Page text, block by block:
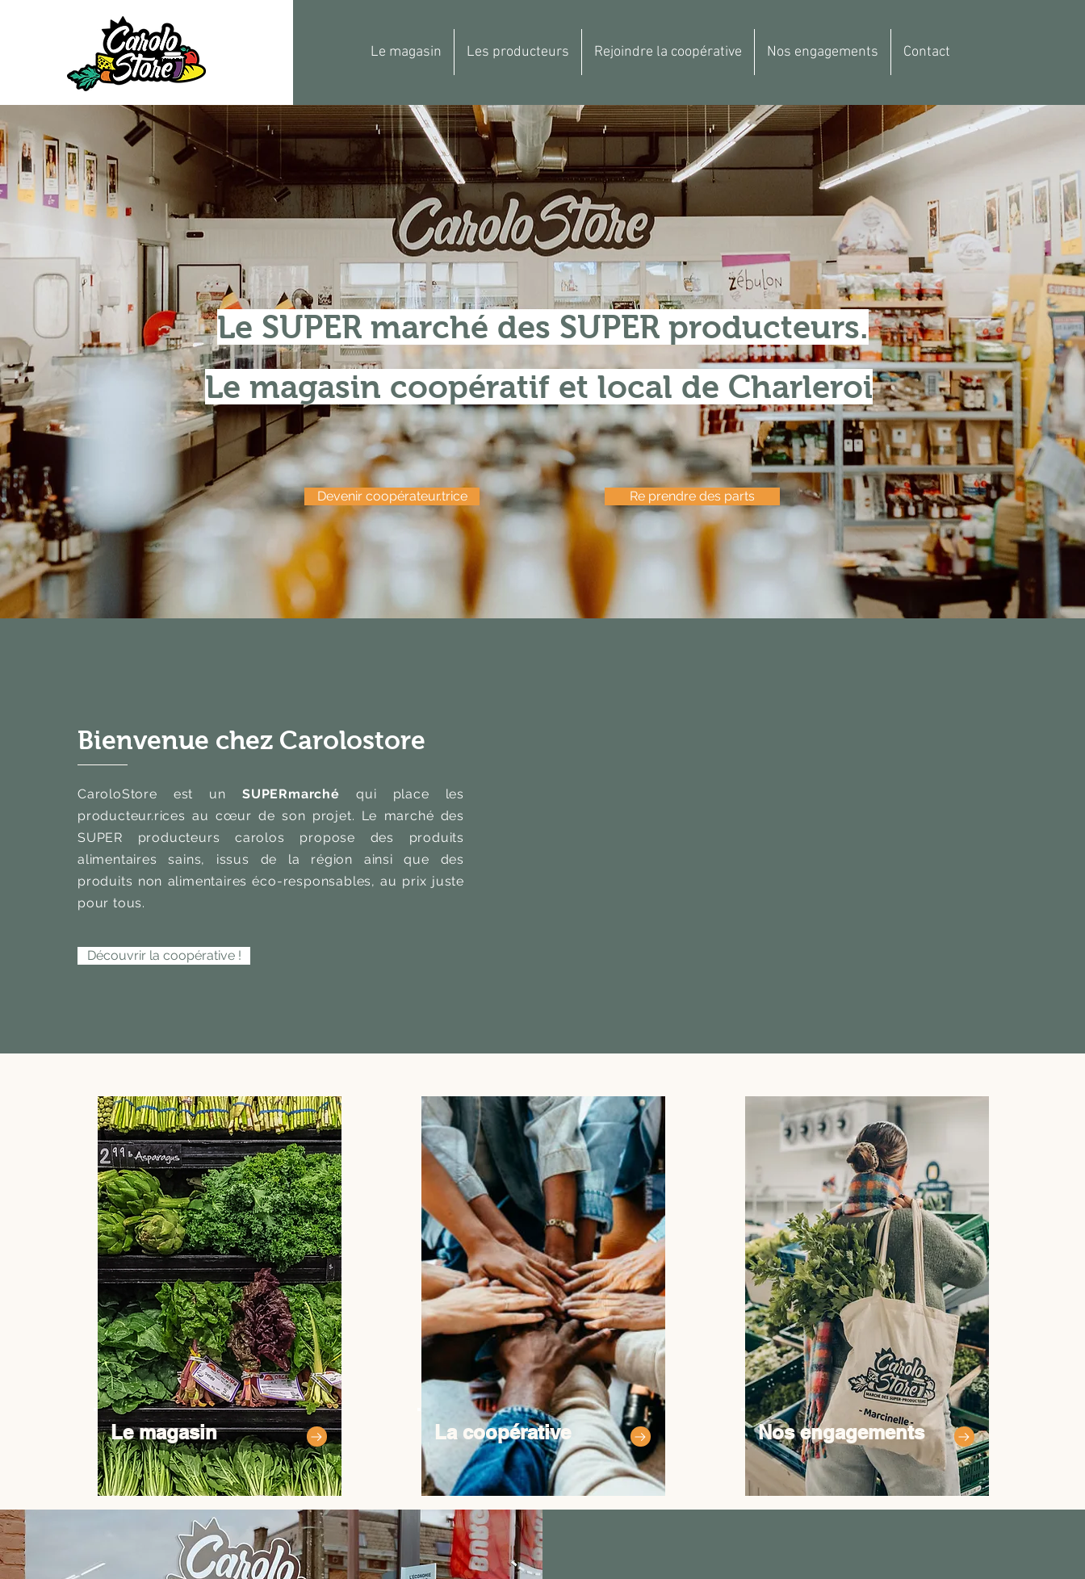
Le magasin Les producteurs Rejoindre la coopérative Nos engagements Contact
Le SUPER marché des SUPER producteurs.
Le magasin coopératif et local de Charleroi
Devenir coopérateur.trice Re prendre des parts
Bienvenue chez Carolostore
CaroloStore est unSUPERmarché qui place les
producteur.rices au cœur de son projet. Le marché des
SUPER producteurs carolos propose des produits
alimentaires sains, issus de la région ainsi que des
produits non alimentaires éco-responsables, au prix juste
pour tous.
Découvrir la coopérative !
Le magasin La coopérative Nos engagements